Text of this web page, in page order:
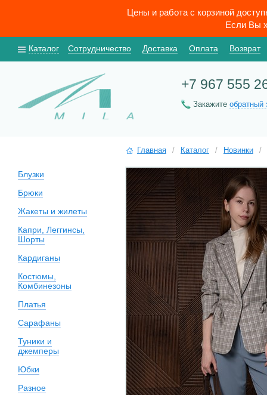
Цены и работа с корзиной
Если Вы
Каталог Сотрудничество Доставка Оплата Возврат
+7 967 555
Закажите обратный
Блузки
Брюки
Жакеты и жилеты
Капри, Леггинсы,
Шорты
Кардиганы
Костюмы,
Комбинезоны
Платья
Сарафаны
Туники и
джемперы
Юбки
Разное
Главная / Каталог / Новинки /